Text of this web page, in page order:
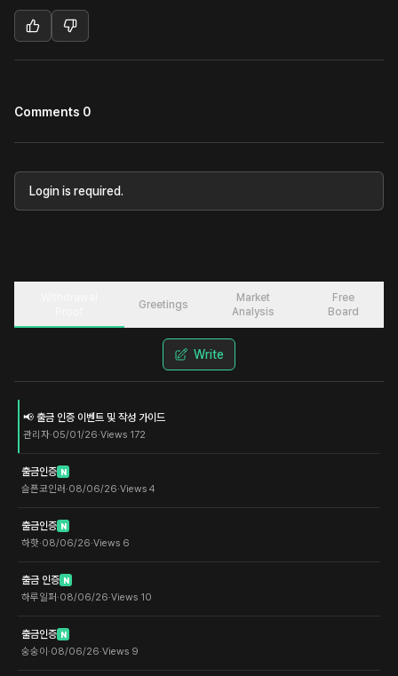
Comments 0
Login is required.
Greetings
Market
Analysis
Free
Board
Write
📢 출금 인증 이벤트 및 작성 가이드
관리자·05/01/26·Views 172
출금인증 N
슬픈코인러·08/06/26·Views 4
출금인증 N
하핫·08/06/26·Views 6
출금 인증 N
하루일퍼·08/06/26·Views 10
출금인증 N
숭숭이·08/06/26·Views 9